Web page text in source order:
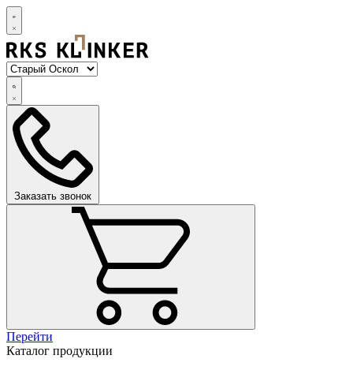
Заказать звонок
Перейти
Каталог продукции